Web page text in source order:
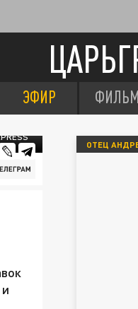
ЭФИР
ОТЕЦ